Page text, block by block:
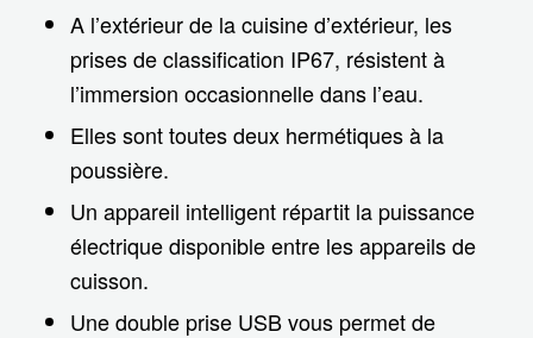
A l’extérieur de la cuisine d’extérieur, les
prises de classification IP67, résistent à
l’immersion occasionnelle dans l’eau.
Elles sont toutes deux hermétiques à la
poussière.
Un appareil intelligent répartit la puissance
électrique disponible entre les appareils de
cuisson.
Une double prise USB vous permet de